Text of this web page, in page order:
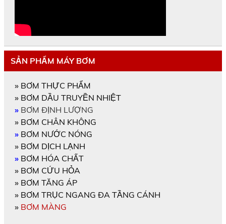
SẢN PHẨM MÁY BƠM
» BƠM THỰC PHẨM
» BƠM DẦU TRUYỀN NHIỆT
»BƠM ĐỊNH LƯỢNG
» BƠM CHÂN KHÔNG
» BƠM NƯỚC NÓNG
» BƠM DỊCH LẠNH
» BƠM HÓA CHẤT
» BƠM CỨU HỎA
» BƠM TĂNG ÁP
» BƠM TRỤC NGANG ĐA TẦNG CÁNH
» BƠM MÀNG